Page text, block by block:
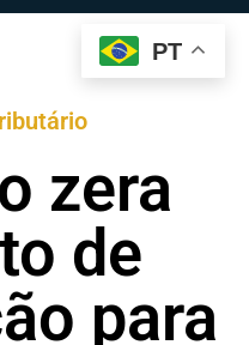
zera
de
para
PT